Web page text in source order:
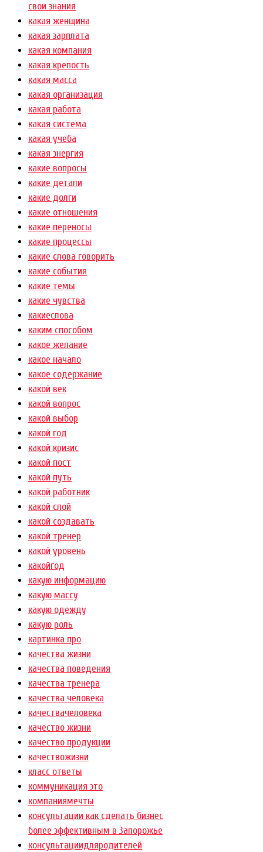
свои знания
какая женщина
какая зарплата
какая компания
какая крепость
какая масса
какая организация
какая работа
какая система
какая учеба
какая энергия
какие вопросы
какие детали
какие долги
какие отношения
какие переносы
какие процессы
какие слова говорить
какие события
какие темы
какие чувства
какиеслова
каким способом
какое желание
какое начало
какое содержание
какой век
какой вопрос
какой выбор
какой год
какой кризис
какой пост
какой путь
какой работник
какой слой
какой создавать
какой тренер
какой уровень
какойгод
какую информацию
какую массу
какую одежду
какую роль
картинка про
качества жизни
качества поведения
качества тренера
качества человека
качествачеловека
качество жизни
качество продукции
качествожизни
класс ответы
коммуникация это
компаниямечты
консультации как сделать бизнес
более эффективным в Запорожье
консультациидляродителей